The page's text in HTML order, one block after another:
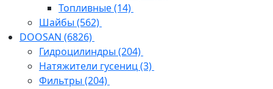
Топливные(14)
Шайбы (562)
DOOSAN (6826)
Гидроцилиндры (204)
Натяжители гусениц(3)
Фильтры (204)